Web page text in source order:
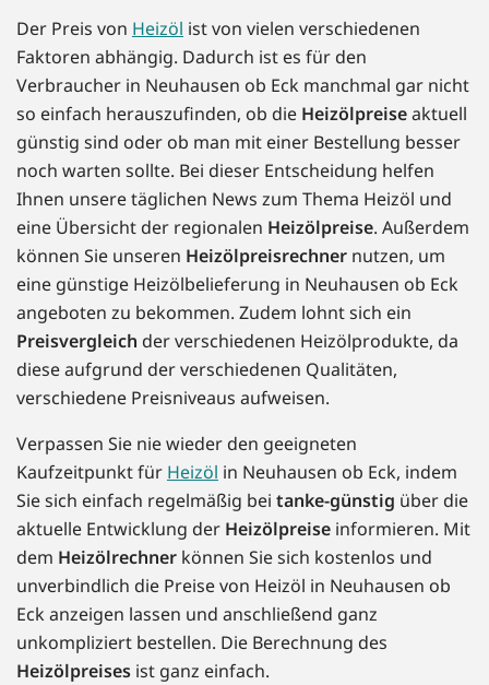
Der Preis von Heizöl ist von vielen verschiedenen
Faktoren abhängig. Dadurch ist es für den
Verbraucher in Neuhausen ob Eck manchmal gar nicht
so einfach herauszufinden, ob die Heizölpreiseaktuell
günstig sind oder ob man mit einer Bestellung besser
noch warten sollte. Bei dieser Entscheidung helfen
Ihnen unsere täglichen News zum Thema Heizöl und
eine Übersicht der regionalen Heizölpreise. Außerdem
können Sie unseren Heizölpreisrechner nutzen, um
eine günstige Heizölbelieferung in Neuhausen ob Eck
angeboten zu bekommen. Zudem lohnt sich ein
Preisvergleich der verschiedenen Heizölprodukte, da
diese aufgrund der verschiedenen Qualitäten,
verschiedene Preisniveaus aufweisen.
Verpassen Sie nie wieder den geeigneten
Kaufzeitpunkt für Heizöl in Neuhausen ob Eck, indem
Sie sich einfach regelmäßig bei tanke-günstig über die
aktuelle Entwicklung der Heizölpreise informieren. Mit
dem Heizölrechner können Sie sich kostenlos und
unverbindlich die Preise von Heizöl in Neuhausen ob
Eck anzeigen lassen und anschließend ganz
unkompliziert bestellen. Die Berechnung des
Heizölpreises ist ganz einfach.